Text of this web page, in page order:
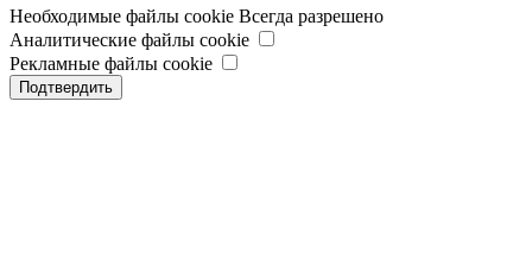
Необходимые файлы cookie Всегда разрешено
Аналитические файлы cookie
Рекламные файлы cookie
Подтвердить